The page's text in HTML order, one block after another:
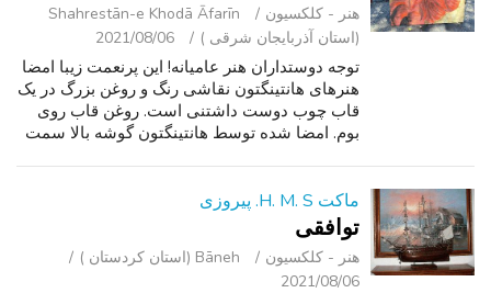
هنر - کلکسیون
Shahrestān-e Khodā Āfarīn
(استان آذربایجان شرقی )
2021/08/06
توجه دوستداران هنر عامیانه! این پرنعمت زیبا امضا
هنرهای هانتینگتون نقاشی رنگ و روغن بزرگ در یک
قاب چوب دوست داشتنی است. روغن قاب روی
بوم. امضا شده توسط هانتینگتون گوشه بالا سمت
ماکت H. M. S. پیروزی
توافقی
هنر - کلکسیون
Bāneh (استان کردستان )
2021/08/06